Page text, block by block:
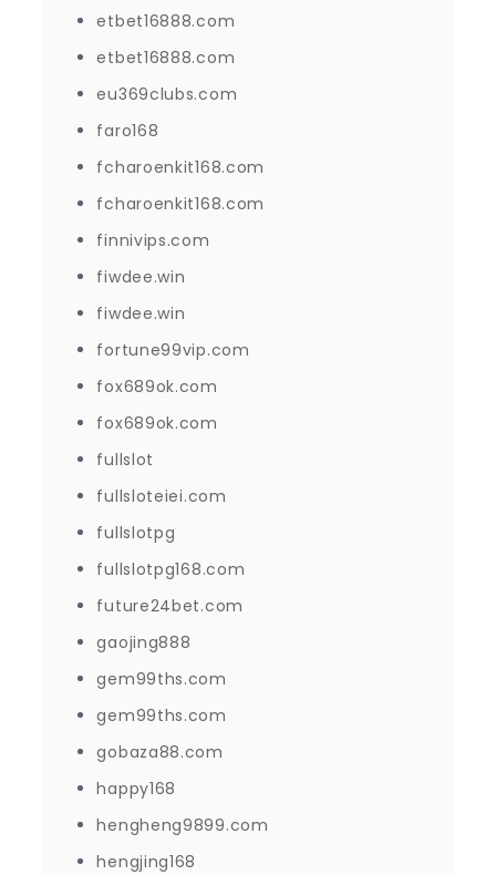
etbet16888.com
etbet16888.com
eu369clubs.com
faro168
fcharoenkit168.com
fcharoenkit168.com
finnivips.com
fiwdee.win
fiwdee.win
fortune99vip.com
fox689ok.com
fox689ok.com
fullslot
fullsloteiei.com
fullslotpg
fullslotpg168.com
future24bet.com
gaojing888
gem99ths.com
gem99ths.com
gobaza88.com
happy168
hengheng9899.com
hengjing168